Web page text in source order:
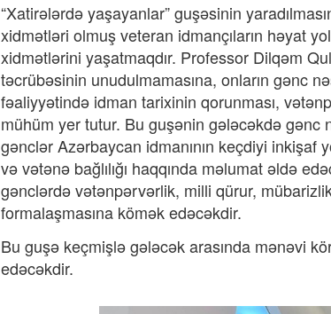
“Xatirələrdə yaşayanlar” guşəsinin
xidmətləri olmuş veteran idmançıların həyat
xidmətlərini yaşatmaqdır. Professor Dilqəm
təcrübəsinin unudulmamasına, onların gənc
fəaliyyətində idman tarixinin qorunması,
mühüm yer tutur. Bu guşənin gələcəkdə
gənclər Azərbaycan idmanının keçdiyi inkişaf
və vətənə bağlılığı haqqında məlumat əldə
gənclərdə vətənpərvərlik, milli qürur,
formalaşmasına kömək edəcəkdir.
Bu guşə keçmişlə gələcək arasında mənəvi
edəcəkdir.